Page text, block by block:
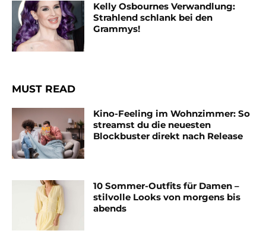
Kelly Osbournes Verwandlung:
Strahlend schlank bei den
Grammys!
MUST READ
Kino-Feeling im Wohnzimmer: So
streamst du die neuesten
Blockbuster direkt nach Release
10 Sommer-Outfits für Damen –
stilvolle Looks von morgens bis
abends